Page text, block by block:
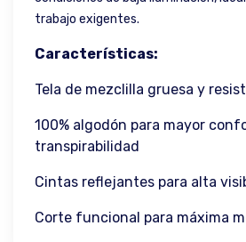
trabajo exigentes.
Características:
Tela de mezclilla gruesa y
100% algodón para mayor
transpirabilidad
Cintas reflejantes para alta
Corte funcional para máxima